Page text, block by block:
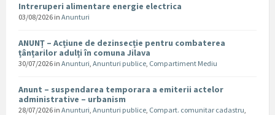
Intreruperi alimentare energie electrica
03/08/2026 in Anunturi
ANUNȚ – Acțiune de dezinsecție pentru combaterea
țânțarilor adulți în comuna Jilava
30/07/2026 in Anunturi, Anunturi publice, Compartiment Mediu
Anunt – suspendarea temporara a emiterii actelor
administrative – urbanism
28/07/2026 in Anunturi, Anunturi publice, Compart. comunitar cadastru,